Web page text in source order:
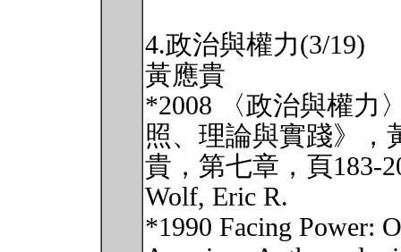
4.政治與權力(3/19)
黃應貴
*2008 〈政治與權力
照、理論與實踐》，
貴，第七章，頁183-
Wolf, Eric R.
*1990 Facing Power: